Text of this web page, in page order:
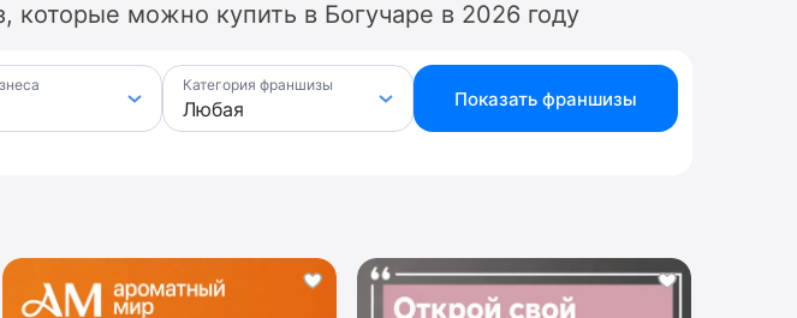
которые можно купить в Богучаре в 2026 году
Категория франшизы
Показать франшизы